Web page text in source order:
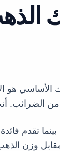
الأساسي هو
من الضرائب.
تقدم
وزن